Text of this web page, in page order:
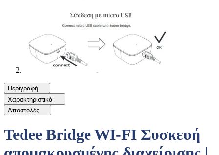
Περιγραφή
Χαρακτηριστικά
Αποστολές
Tedee Bridge WI-FI Συσκευή